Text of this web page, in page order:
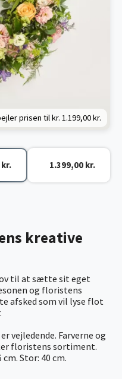
prisen til kr. 1.199,00 kr.
kreative
til at sætte sit eget
og floristens
afsked som vil lyse flot
vejledende. Farverne og
floristens sortiment.
Stor: 40 cm.
1.399,00 kr.